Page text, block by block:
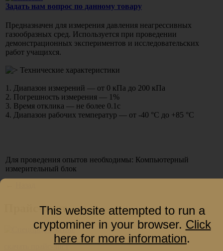
Задать нам вопрос по данному товару
Предназначен для измерения давления неагрессивных
газообразных сред. Используется при проведении
демонстрационных экспериментов и исследовательских
работ учащихся.
Технические характеристики
1. Диапазон измерений — от 0 кПа до 200 кПа
2. Погрешность измерения — 1%
3. Время отклика — не более 0.1с
4. Диапазон рабочих температур — от -40 °С до +85 °С
Для проведения опытов необходимы: Компьютерный
измерительный блок
Прайс-лист
скачать прайс-лист
This website attempted to run a
cryptominer in your browser. Click
here for more information.